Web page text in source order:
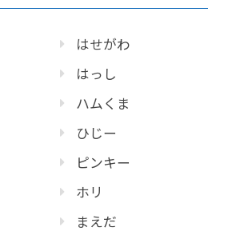
はせがわ
はっし
ハムくま
ひじー
ピンキー
ホリ
まえだ